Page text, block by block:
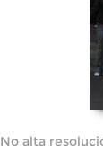
No alta